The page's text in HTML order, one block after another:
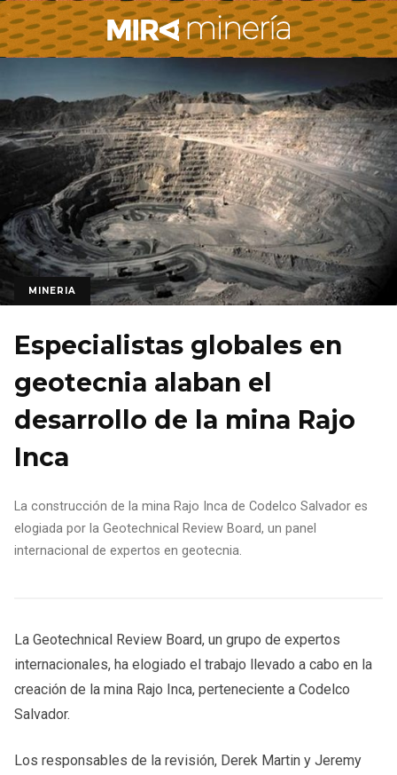
MINERIA
Especialistas globales en
geotecnia alaban el
desarrollo de la mina Rajo
Inca
La construcción de la mina Rajo Inca de Codelco Salvador es
elogiada por la Geotechnical Review Board, un panel
internacional de expertos en geotecnia.
La Geotechnical Review Board, un grupo de expertos
internacionales, ha elogiado el trabajo llevado a cabo en la
creación de la mina Rajo Inca, perteneciente a Codelco
Salvador.
Los responsables de la revisión, Derek Martin y Jeremy